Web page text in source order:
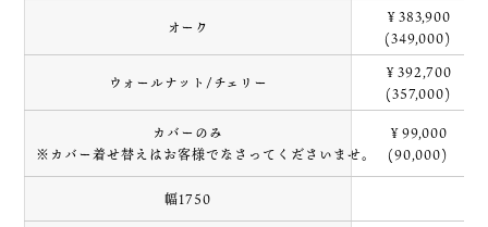
オーク
￥383,900
(349,000)
ウォールナット/チェリー
￥392,700
(357,000)
カバーのみ
※カバー着せ替えはお客様でなさってくださいませ。
￥99,000
(90,000)
幅1750